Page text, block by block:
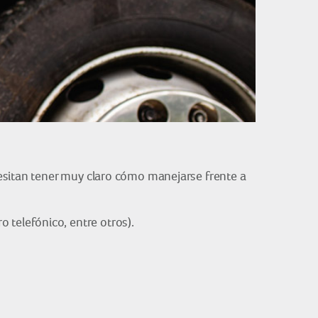
tener muy claro cómo manejarse frente a
telefónico, entre otros).